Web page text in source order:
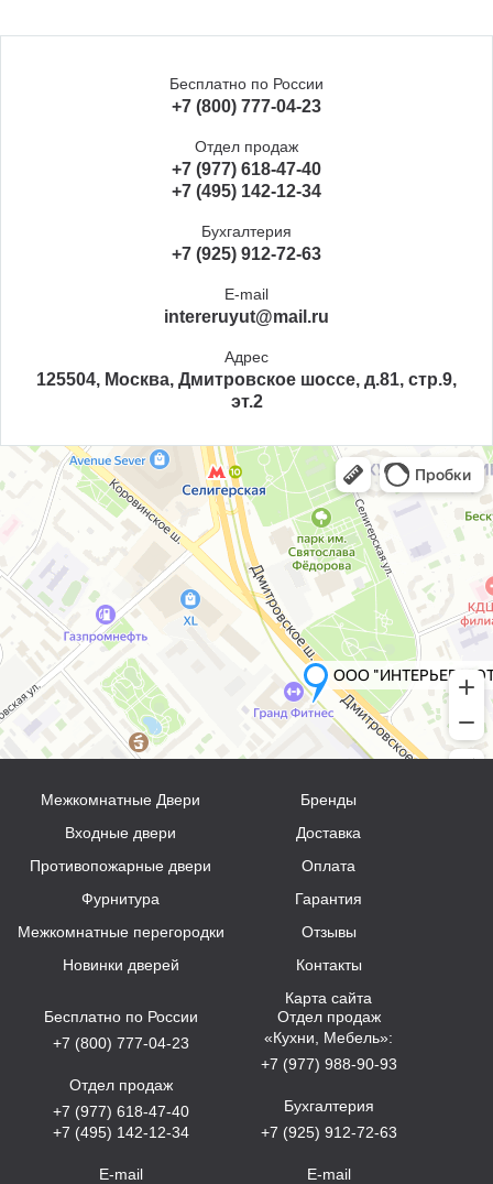
Бесплатно по России
+7 (800) 777-04-23
Отдел продаж
+7 (977) 618-47-40
+7 (495) 142-12-34
Бухгалтерия
+7 (925) 912-72-63
E-mail
intereruyut@mail.ru
Адрес
125504, Москва, Дмитровское шоссе, д.81, стр.9,
эт.2
Межкомнатные Двери
Входные двери
Противопожарные двери
Фурнитура
Межкомнатные перегородки
Новинки дверей
Бренды
Доставка
Оплата
Гарантия
Отзывы
Контакты
Карта сайта
Бесплатно по России
+7 (800) 777-04-23
Отдел продаж
+7 (977) 618-47-40
+7 (495) 142-12-34
E-mail
Отдел продаж
«Кухни, Мебель»:
+7 (977) 988-90-93
Бухгалтерия
+7 (925) 912-72-63
E-mail